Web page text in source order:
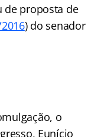
de proposta de
) do senador
o
Eunício